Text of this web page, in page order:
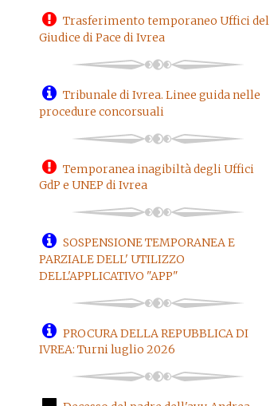
Trasferimento temporaneo Uffici del
Giudice di Pace di Ivrea
Tribunale di Ivrea. Linee guida nelle
procedure concorsuali
Temporanea inagibiltà degli Uffici
GdP e UNEP di Ivrea
SOSPENSIONE TEMPORANEA E
PARZIALE DELL' UTILIZZO
DELL'APPLICATIVO "APP"
PROCURA DELLA REPUBBLICA DI
IVREA: Turni luglio 2026